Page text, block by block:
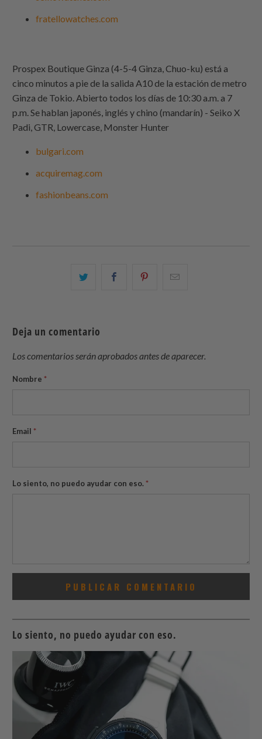
fratellowatches.com
Prospex Boutique Ginza (4-5-4 Ginza, Chuo-ku) está a
cinco minutos a pie de la salida A10 de la estación de metro
Ginza de Tokio. Abierto todos los días de 10:30 a.m. a 7
p.m. Se hablan japonés, inglés y chino (mandarín) - Seiko X
Padi, GTR, Lowercase, Monster Hunter
bulgari.com
acquiremag.com
fashionbeans.com
ComparteComparteCompartir
Deja un comentario
Los comentarios serán aprobados antes de aparecer.
Nombre *
Email *
Lo siento, no puedo ayudar con eso. *
Lo siento, no puedo ayudar con eso.